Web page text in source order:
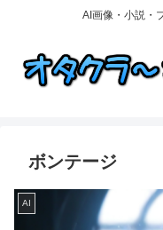
AI画像・小説・
ボンテージ
AI